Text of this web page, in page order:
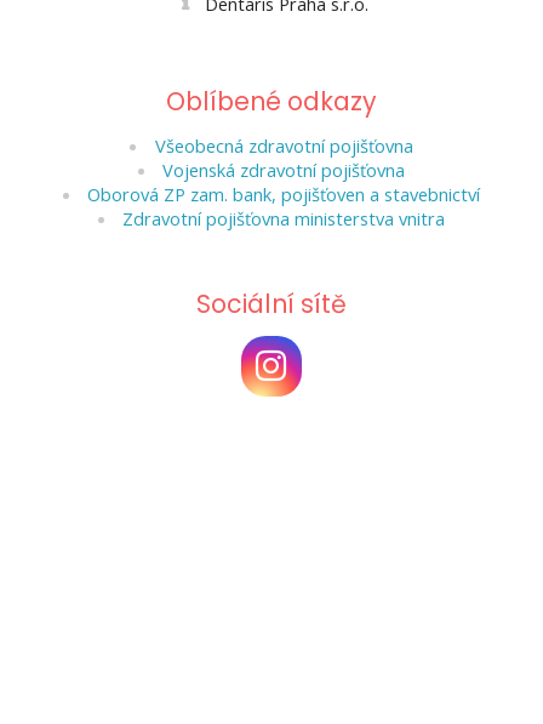
Oblíbené odkazy
Všeobecná zdravotní pojišťovna
Vojenská zdravotní pojišťovna
Oborová ZP zam. bank, pojišťoven a stavebnictví
Zdravotní pojišťovna ministerstva vnitra
Sociální sítě